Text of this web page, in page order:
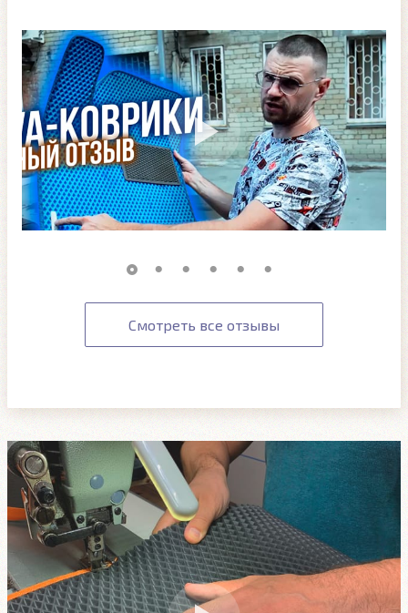
Смотреть все отзывы